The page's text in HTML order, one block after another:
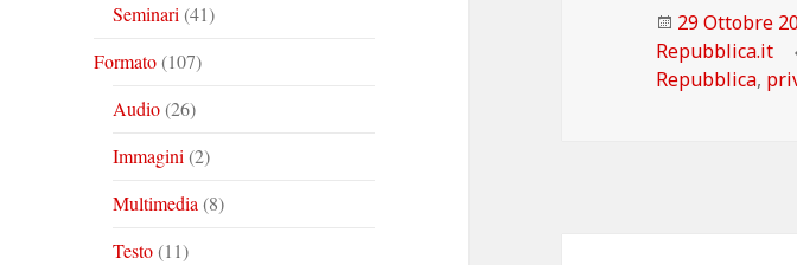
Seminari (41)
Formato(107)
Audio(26)
Immagini (2)
Multimedia (8)
Testo(11)
Scritto
il
29 Ottobre
Repubblica.it
Repubblica,